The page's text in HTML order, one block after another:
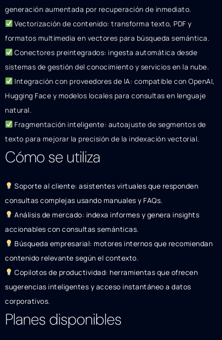
generación aumentada por recuperación de inmediato.
Vectorización de contenido: transforma texto, PDF y
formatos multimedia en vectores para búsqueda semántica.
Conectores preintegrados: ingesta automática desde
sistemas de gestión del conocimiento y servicios en la nube.
Integración con proveedores de IA: compatible con OpenAI,
Hugging Face y modelos locales para consultas en lenguaje
natural.
Fragmentación inteligente: autoajuste de segmentos de
texto para mejorar la precisión de la indexación vectorial.
Cómo se utiliza
Soporte al cliente: asistentes virtuales que responden
consultas complejas usando manuales y FAQs.
Análisis de mercado: indexa informes y genera insights
accionables con consultas semánticas.
Búsqueda empresarial: motores internos que recomiendan
contenido relevante según el contexto.
Copilotos de productividad: herramientas que ofrecen
sugerencias inteligentes y acceso instantáneo a datos
corporativos.
Planes disponibles